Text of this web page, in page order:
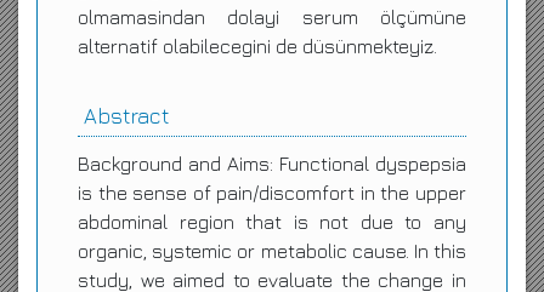
olmamasindan dolayi serum ölçümüne
alternatif olabilecegini de düsünmekteyiz.
Abstract
Background and Aims: Functional dyspepsia
is the sense of pain/discomfort in the upper
abdominal region that is not due to any
organic, systemic or metabolic cause. In this
study, we aimed to evaluate the change in